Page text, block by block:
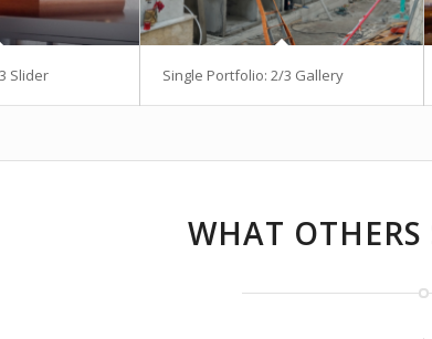
Slider Single Portfolio: 2/3 Gallery
WHAT